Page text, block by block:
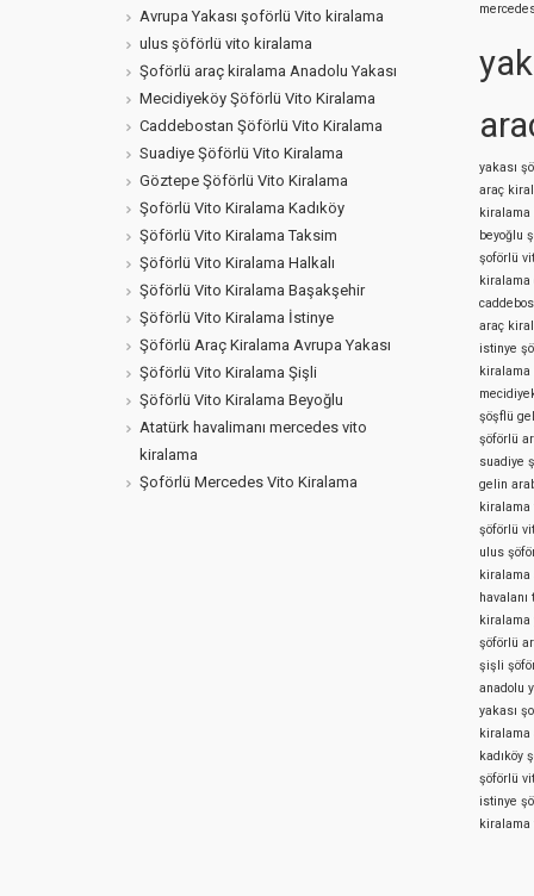
Avrupa Yakası şoförlü Vito kiralama
ulus şöförlü vito kiralama
Şoförlü araç kiralama Anadolu Yakası
Mecidiyeköy Şöförlü Vito Kiralama
Caddebostan Şöförlü Vito Kiralama
Suadiye Şöförlü Vito Kiralama
Göztepe Şöförlü Vito Kiralama
Şoförlü Vito Kiralama Kadıköy
Şöförlü Vito Kiralama Taksim
Şöförlü Vito Kiralama Halkalı
Şöförlü Vito Kiralama Başakşehir
Şöförlü Vito Kiralama İstinye
Şöförlü Araç Kiralama Avrupa Yakası
Şöförlü Vito Kiralama Şişli
Şöförlü Vito Kiralama Beyoğlu
Atatürk havalimanı mercedes vito
kiralama
Şoförlü Mercedes Vito Kiralama
yakası
araç
kiralama
beyoğlu
şoförlü
kiralama
araç
istinye
kiralama
şöşflü
şöförlü
suadiye
gelin
kiralama
şöförlü
ulus
kiralama
şöförlü
şişli
anadolu
yakası
kiralama
kadıköy
şöförlü
istinye
kiralama